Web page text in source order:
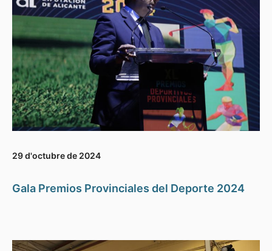
29 d'octubre de 2024
Gala Premios Provinciales del Deporte 2024